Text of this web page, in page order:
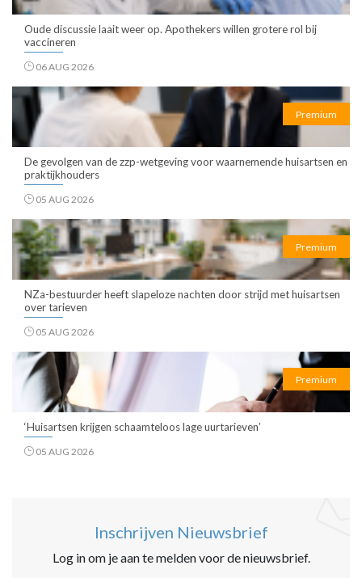
Oude discussie laait weer op. Apothekers willen grotere rol bij
vaccineren
06 AUG 2026
Premium
De gevolgen van de zzp-wetgeving voor waarnemende huisartsen en
praktijkhouders
05 AUG 2026
Premium
NZa-bestuurder heeft slapeloze nachten door strijd met huisartsen
over tarieven
05 AUG 2026
Premium
‘Huisartsen krijgen schaamteloos lage uurtarieven’
05 AUG 2026
Inschrijven Nieuwsbrief
Log in om je aan te melden voor de nieuwsbrief.